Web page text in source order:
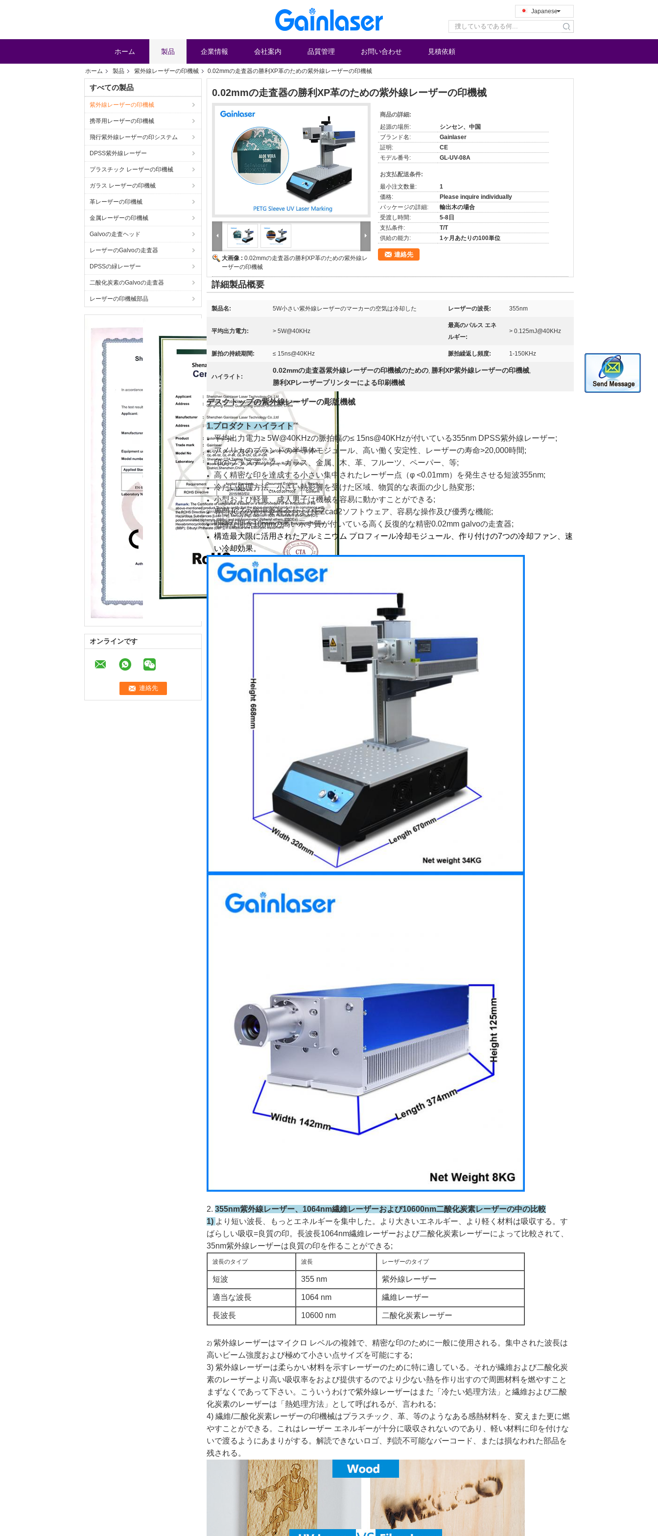
Japanese
search
ホーム 製品 企業情報 会社案内 品質管理 お問い合わせ 見積依頼
ホーム 製品 紫外線レーザーの印機械 0.02mmの走査器の勝利XP革のための紫外線レーザーの印機械
すべての製品
紫外線レーザーの印機械
携帯用レーザーの印機械
飛行紫外線レーザーの印システム
DPSS紫外線レーザー
プラスチック レーザーの印機械
ガラス レーザーの印機械
革レーザーの印機械
金属レーザーの印機械
Galvoの走査ヘッド
レーザーのGalvoの走査器
DPSSの緑レーザー
二酸化炭素のGalvoの走査器
レーザーの印機械部品
オンラインです
0.02mmの走査器の勝利XP革のための紫外線レーザーの印機械
大画像 : 0.02mmの走査器の勝利XP革のための紫外線レ
ーザーの印機械
商品の詳細:
起源の場所:
シンセン、中国
ブランド名:
Gainlaser
証明:
CE
モデル番号:
GL-UV-08A
お支払配送条件:
最小注文数量:
1
価格:
Please inquire individually
パッケージの詳細:
輸出木の場合
受渡し時間:
5-8日
支払条件:
T/T
供給の能力:
1ヶ月あたりの100単位
連絡先
詳細製品概要
製品名: 5W小さい紫外線レーザーのマーカーの空気は冷却した レーザーの波長: 355nm
平均出力電力: > 5W@40KHz
最高のパルス エネ
ルギー:
> 0.125mJ@40KHz
脈拍の持続期間: ≤ 15ns@40KHz 脈拍繰返し頻度: 1-150KHz
ハイライト:
0.02mmの走査器紫外線レーザーの印機械のための, 勝利XP紫外線レーザーの印機械,
勝利XPレーザープリンターによる印刷機械
デスクトップの紫外線レーザーの彫版機械
1.プロダクト ハイライト
平均出力電力≥ 5W@40KHzの脈拍幅の≤ 15ns@40KHzが付いている355nm DPSS紫外線レーザー;
アメリカのブランドの半導体モジュール、高い働く安定性、レーザーの寿命>20,000時間;
印のプラスチック、ガラス、金属、木、革、フルーツ、ペーパー、等;
高く精密な印を達成する小さい集中されたレーザー点（φ <0.01mm）を発生させる短波355nm;
冷たい処理方法、小さい熱影響を受けた区域、物質的な表面の少し熱変形;
小型および軽量、成人男子は機械を容易に動かすことができる;
専門JCZの管理委員会およびEZcad2ソフトウェア、容易な操作及び優秀な機能;
明確な開き10mmの高い示す質が付いている高く反復的な精密0.02mm galvoの走査器;
構造最大限に活用されたアルミニウム プロフィール冷却モジュール、作り付けの7つの冷却ファン、速
い冷却効果。
2. 355nm紫外線レーザー、1064nm繊維レーザーおよび10600nm二酸化炭素レーザーの中の比較
1) より短い波長、もっとエネルギーを集中した。より大きいエネルギー、より軽く材料は吸収する。す
ばらしい吸収=良質の印。長波長1064nm繊維レーザーおよび二酸化炭素レーザーによって比較されて、
35nm紫外線レーザーは良質の印を作ることができる;
波長のタイプ 波長 レーザーのタイプ
短波 355 nm 紫外線レーザー
適当な波長 1064 nm 繊維レーザー
長波長 10600 nm 二酸化炭素レーザー
2) 紫外線レーザーはマイクロ レベルの複雑で、精密な印のために一般に使用される。集中された波長は
高いビーム強度および極めて小さい点サイズを可能にする;
3) 紫外線レーザーは柔らかい材料を示すレーザーのために特に適している。それが繊維および二酸化炭
素のレーザーより高い吸収率をおよび提供するのでより少ない熱を作り出すので周囲材料を燃やすこと
まずなくであって下さい。こういうわけで紫外線レーザーはまた「冷たい処理方法」と繊維および二酸
化炭素のレーザーは「熱処理方法」として呼ばれるが、言われる;
4) 繊維/二酸化炭素レーザーの印機械はプラスチック、革、等のようなある感熱材料を、変えまた更に燃
やすことができる。これはレーザー エネルギーが十分に吸収されないのであり、軽い材料に印を付けな
いで渡るようにあまりがする。解読できないロゴ、判読不可能なバーコード、または損なわれた部品を
残される。